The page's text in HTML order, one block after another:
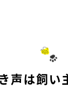
声は飼